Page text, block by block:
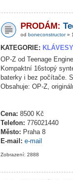
PRODÁM:
od boneconstructor»
KATEGORIE:
OP-Z od Teenage
Kompaktní 16stopý
baterky i bez počítače.
Obsahuje: OP-Z,
Cena: 8500 Kč
Telefon: 776021440
Město: Praha 8
E-mail: e-mail
Zobrazení: 2888